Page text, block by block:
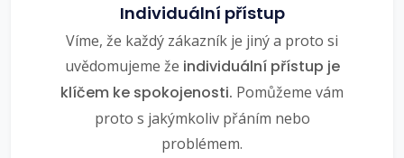
Individuální přístup
Víme, že každý zákazník je jiný a proto si
uvědomujeme že individuální přístup je
klíčem ke spokojenosti. Pomůžeme vám
proto s jakýmkoliv přáním nebo
problémem.